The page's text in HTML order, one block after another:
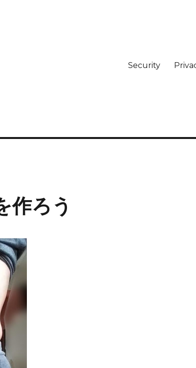
Security
作ろう